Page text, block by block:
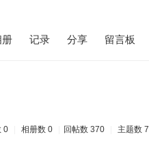
册 记录 分享 留言板
0 相册数 0 回帖数 370 主题数 7